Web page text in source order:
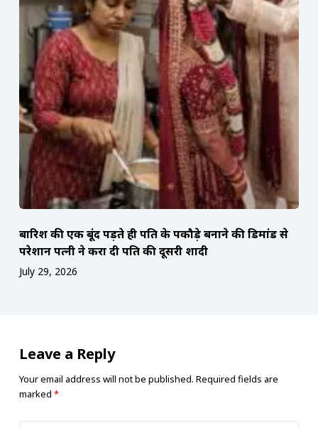
बारिश की एक बूंद पड़ते ही पति के पकौड़े बनाने की डिमांड से
परेशान पत्नी ने करा दी पति की दूसरी शादी
July 29, 2026
Leave a Reply
Your email address will not be published. Required fields are
marked *